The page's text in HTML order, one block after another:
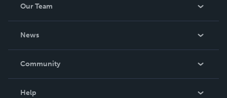
Our Team
News
In The News
Community
Help